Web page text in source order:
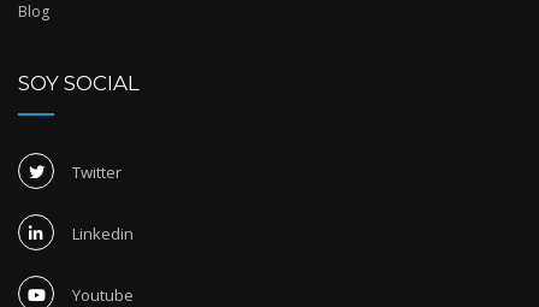
Blog
SOY SOCIAL
Twitter
Linkedin
Youtube